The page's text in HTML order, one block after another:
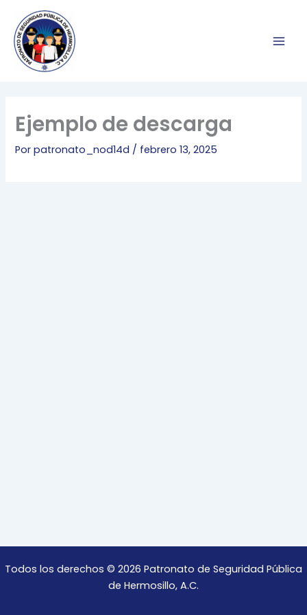
contenido
Ejemplo de descarga
Porpatronato_nod14d / febrero 13, 2025
Todos los derechos © 2026 Patronato de Seguridad Pública
de Hermosillo, A.C.